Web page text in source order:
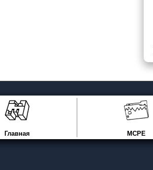
Главная MCPE